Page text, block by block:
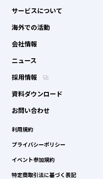
サービスについて
海外での活動
会社情報
ニュース
採用情報
資料ダウンロード
お問い合わせ
利用規約
プライバシーポリシー
イベント参加規約
特定商取引法に基づく表記